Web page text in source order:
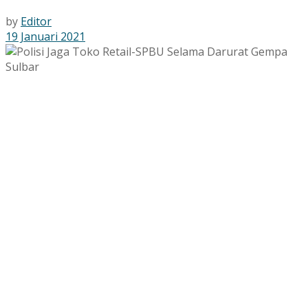
by Editor
19 Januari 2021